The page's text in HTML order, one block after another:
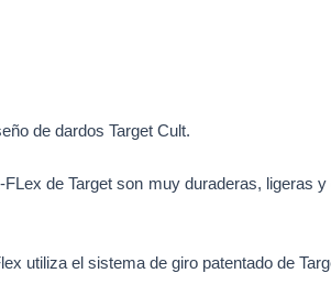
de dardos Target Cult.
de Target son muy duraderas, ligeras
utiliza el sistema de giro patentado de